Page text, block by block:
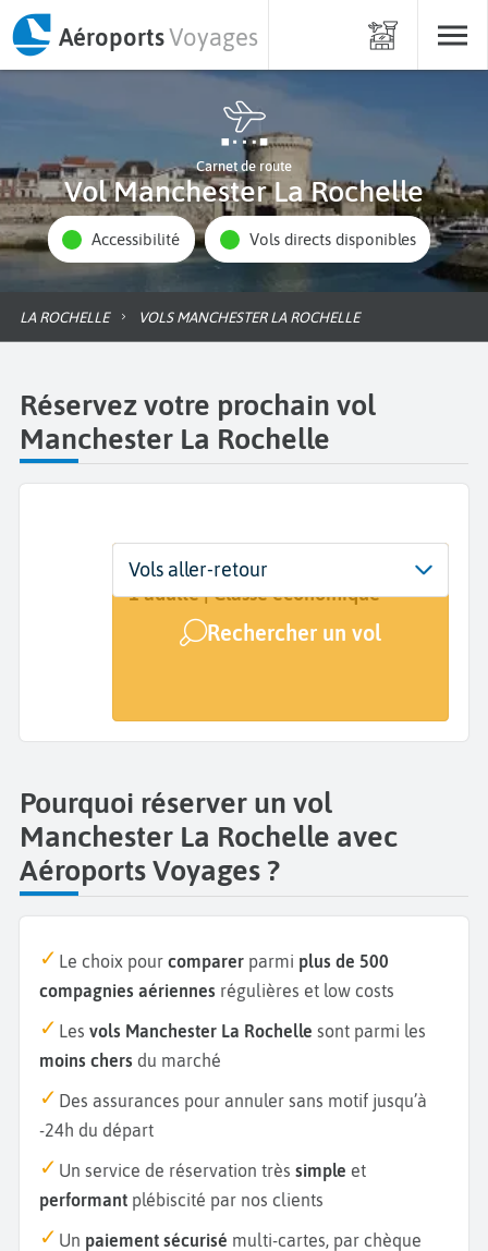
AéroportsVoyages
Carnet de route
Vol Manchester La Rochelle
Accessibilité Vols directs disponibles
LA ROCHELLE VOLS MANCHESTER LA ROCHELLE
Réservez votre prochain vol
Manchester La Rochelle
Départ
Manchester (MAN)
Dates
Dates de votre voyage
Voyageurs | Classe
1 adulte | Classe économique
Rechercher un vol
Vols aller-retour
Pourquoi réserver un vol
Manchester La Rochelle avec
Aéroports Voyages ?
Le choix pour comparer parmi plus de 500
compagnies aériennes régulières et low costs
Les vols Manchester La Rochelle sont parmi les
moins chers du marché
Des assurances pour annuler sans motif jusqu’à
-24h du départ
Un service de réservation très simple et
performant plébiscité par nos clients
Un paiement sécurisé multi-cartes, par chèque